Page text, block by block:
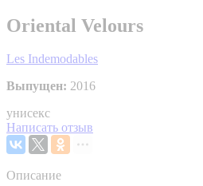
Oriental Velours
Les Indemodables
Выпущен: 2016
унисекс
Написать отзыв
Описание